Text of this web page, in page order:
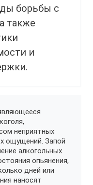
борьбы с
также
и
неприятных
ощущений. Запой
алкогольных
опьянения,
дней или
наносят